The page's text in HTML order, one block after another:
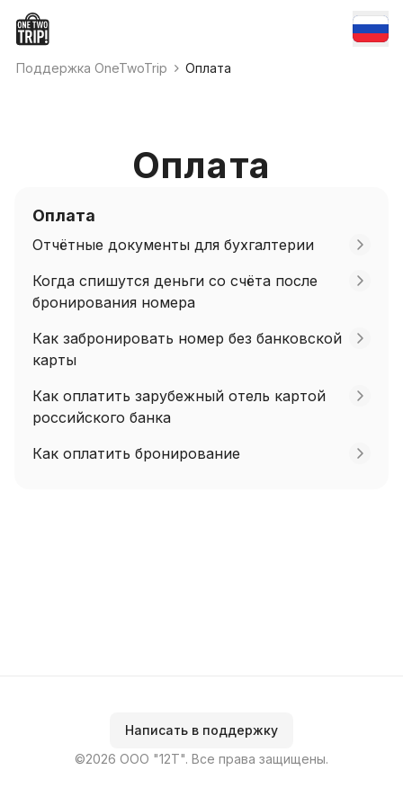
Поддержка OneTwoTrip Оплата
Оплата
Оплата
Отчётные документы для бухгалтерии
Когда спишутся деньги со счёта после
бронирования номера
Как забронировать номер без банковской
карты
Как оплатить зарубежный отель картой
российского банка
Как оплатить бронирование
Написать в поддержку
©2026 ООО "12Т". Все права защищены.